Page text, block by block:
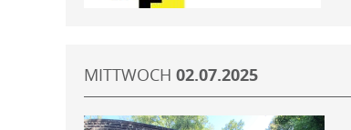
MITTWOCH 02.07.2025